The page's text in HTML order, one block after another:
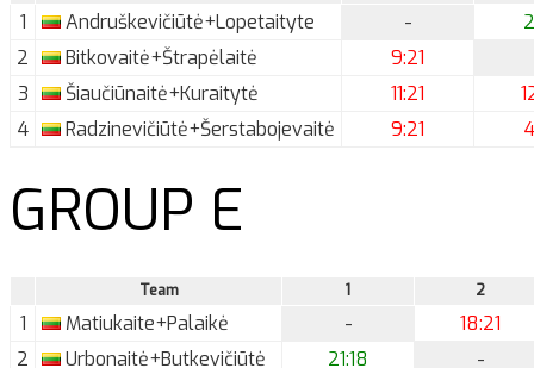
1 Andruškevičiūtė+Lopetaityte -
2
Bitkovaitė+Štrapėlaitė
9:21
3
Šiaučiūnaitė+Kuraitytė 11:21
4
Radzinevičiūtė+Šerstabojevaitė 9:21
GROUP E
Team 1 2
1 Matiukaite+Palaikė -
18:21
2
Urbonaitė+Butkevičiūtė 21:18 -